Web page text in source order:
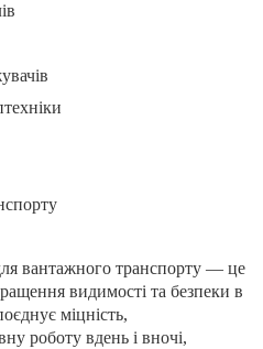
вантажного транспорту — це
видимості та безпеки в
міцність,
роботу вдень і вночі,